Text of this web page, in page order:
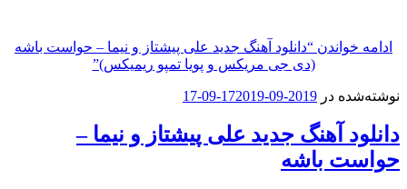
ادامه خواندن “دانلود آهنگ جدید علی پیشتاز و نیما – حواست باشه
(دی جی مریکس و پویا تمپو ریمیکس)”
نوشته‌شده در 2019-09-17
2019-09-17
دانلود آهنگ جدید علی پیشتاز و نیما –
حواست باشه